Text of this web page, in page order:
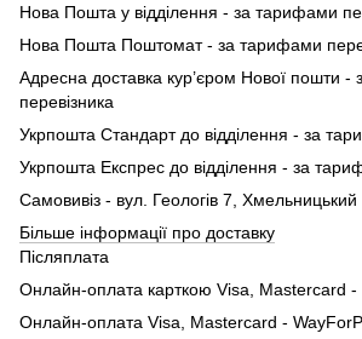
Нова Пошта у відділення - за тарифами
Нова Пошта Поштомат - за тарифами
Адресна доставка кур’єром Нової пошти -
перевізника
Укрпошта Стандарт до відділення - за
Укрпошта Експрес до відділення - за
Самовивіз - вул. Геологів 7, Хмельницький
Більше інформації про доставку
Післяплата
Онлайн-оплата карткою Visa, Mastercard -
Онлайн-оплата Visa, Mastercard -